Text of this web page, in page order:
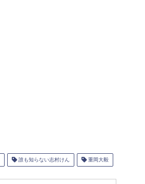
誰も知らない志村けん 重岡大毅